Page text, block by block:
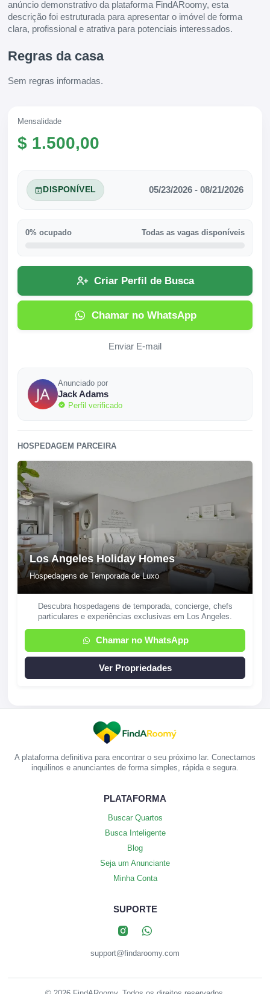
anúncio demonstrativo da plataforma FindARoomy, esta
descrição foi estruturada para apresentar o imóvel de forma
clara, profissional e atrativa para potenciais interessados.
Regras da casa
Sem regras informadas.
Mensalidade
$ 1.500,00
DISPONÍVEL 05/23/2026 - 08/21/2026
0% ocupado Todas as vagas disponíveis
Criar Perfil de Busca
Chamar no WhatsApp
Enviar E-mail
Anunciado por
Jack Adams
Perfil verificado
HOSPEDAGEM PARCEIRA
Los Angeles Holiday Homes
Hospedagens de Temporada de Luxo
Descubra hospedagens de temporada, concierge, chefs
particulares e experiências exclusivas em Los Angeles.
Chamar no WhatsApp
Ver Propriedades
A plataforma definitiva para encontrar o seu próximo lar. Conectamos
inquilinos e anunciantes de forma simples, rápida e segura.
PLATAFORMA
Buscar Quartos
Busca Inteligente
Blog
Seja um Anunciante
Minha Conta
SUPORTE
support@findaroomy.com